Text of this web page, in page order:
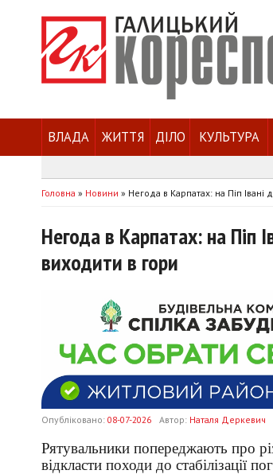
ВЛАДА ЖИТТЯ ДІЛО КУЛЬТУРА
Головна » Новини » Негода в Карпатах: на Піп Івані
Негода в Карпатах: на Піп
виходити в гори
Опубліковано: 08-07-2026 Автор: Наталя Деркевич
Рятувальники попереджають про
відкласти походи до стабілізації